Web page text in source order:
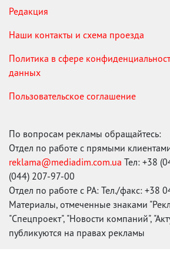
Редакция
Наши контакты и схема проезда
Политика в сфере
данных
Пользовательское соглашение
По вопросам рекламы обращайтесь:
Отдел по работе с прямыми
reklama@mediadim.com.ua Тел: +38
(044) 207-97-00
Отдел по работе с РА: Тел./факс: +38
Материалы, отмеченные знаками
"Спецпроект", "Новости компаний",
публикуются на правах рекламы